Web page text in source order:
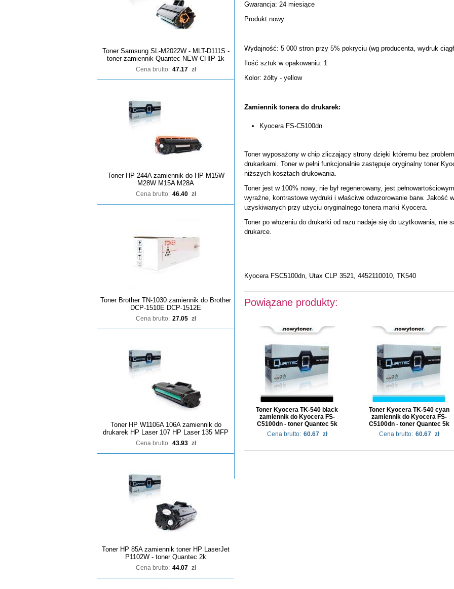
Toner Samsung SL-M2022W - MLT-D111S -
toner zamiennik Quantec NEW CHIP 1k
Cena brutto: 47.17 zł
Toner HP 244A zamiennik do HP M15W
M28W M15A M28A
Cena brutto: 46.40 zł
Toner Brother TN-1030 zamiennik do Brother
DCP-1510E DCP-1512E
Cena brutto: 27.05 zł
Toner HP W1106A 106A zamiennik do
drukarek HP Laser 107 HP Laser 135 MFP
Cena brutto: 43.93 zł
Toner HP 85A zamiennik toner HP LaserJet
P1102W - toner Quantec 2k
Cena brutto: 44.07 zł
Gwarancja: 24 miesiące
Produkt nowy
Wydajność: 5 000 stron przy 5% pokryciu (wg producenta, wydruk
Ilość sztuk w opakowaniu: 1
Kolor: żółty - yellow
Zamiennik tonera do drukarek:
Kyocera FS-C5100dn
Toner wyposażony w chip zliczający strony dzięki któremu bez
drukarkami. Toner w pełni funkcjonalnie zastępuje oryginalny toner
niższych kosztach drukowania.
Toner jest w 100% nowy, nie był regenerowany, jest
wyraźne, kontrastowe wydruki i właściwe odwzorowanie barw. Jakość
uzyskiwanych przy użyciu oryginalnego tonera marki Kyocera.
Toner po włożeniu do drukarki od razu nadaje się do użytkowania, nie
drukarce.
Kyocera FSC5100dn, Utax CLP 3521, 4452110010, TK540
Powiązane produkty:
Toner Kyocera TK-540 black
zamiennik do Kyocera FS-
C5100dn - toner Quantec 5k
Cena brutto: 60.67 zł
Toner Kyocera TK-540 cyan
zamiennik do Kyocera FS-
C5100dn - toner Quantec 5k
Cena brutto: 60.67 zł